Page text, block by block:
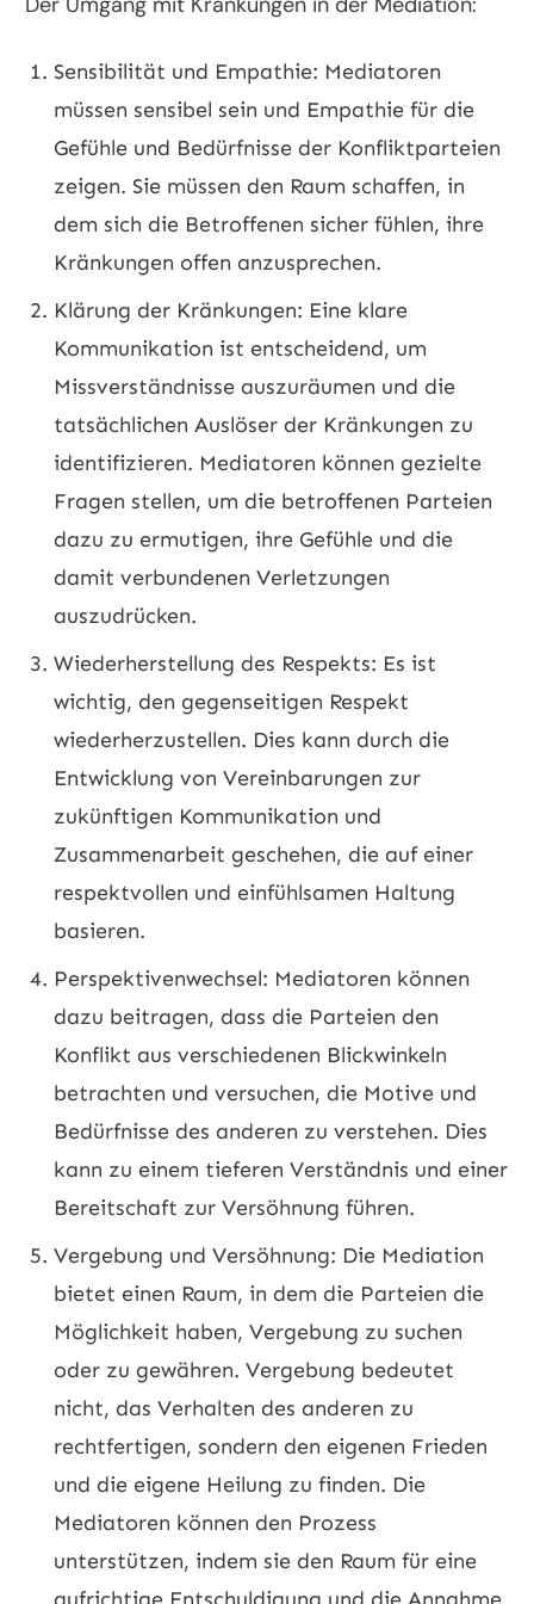
Sensibilität und Empathie: Mediatoren
müssen sensibel sein und Empathie für die
Gefühle und Bedürfnisse der Konfliktparteien
zeigen. Sie müssen den Raum schaffen, in
dem sich die Betroffenen sicher fühlen, ihre
Kränkungen offen anzusprechen.
Klärung der Kränkungen: Eine klare
Kommunikation ist entscheidend, um
Missverständnisse auszuräumen und die
tatsächlichen Auslöser der Kränkungen zu
identifizieren. Mediatoren können gezielte
Fragen stellen, um die betroffenen Parteien
dazu zu ermutigen, ihre Gefühle und die
damit verbundenen Verletzungen
auszudrücken.
Wiederherstellung des Respekts: Es ist
wichtig, den gegenseitigen Respekt
wiederherzustellen. Dies kann durch die
Entwicklung von Vereinbarungen zur
zukünftigen Kommunikation und
Zusammenarbeit geschehen, die auf einer
respektvollen und einfühlsamen Haltung
basieren.
Perspektivenwechsel: Mediatoren können
dazu beitragen, dass die Parteien den
Konflikt aus verschiedenen Blickwinkeln
betrachten und versuchen, die Motive und
Bedürfnisse des anderen zu verstehen. Dies
kann zu einem tieferen Verständnis und einer
Bereitschaft zur Versöhnung führen.
Vergebung und Versöhnung: Die Mediation
bietet einen Raum, in dem die Parteien die
Möglichkeit haben, Vergebung zu suchen
oder zu gewähren. Vergebung bedeutet
nicht, das Verhalten des anderen zu
rechtfertigen, sondern den eigenen Frieden
und die eigene Heilung zu finden. Die
Mediatoren können den Prozess
unterstützen, indem sie den Raum für eine